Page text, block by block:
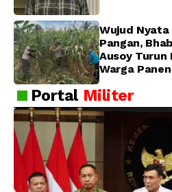
Wujud Nyata
Pangan,
Ausoy Turun
Warga
Portal Militer